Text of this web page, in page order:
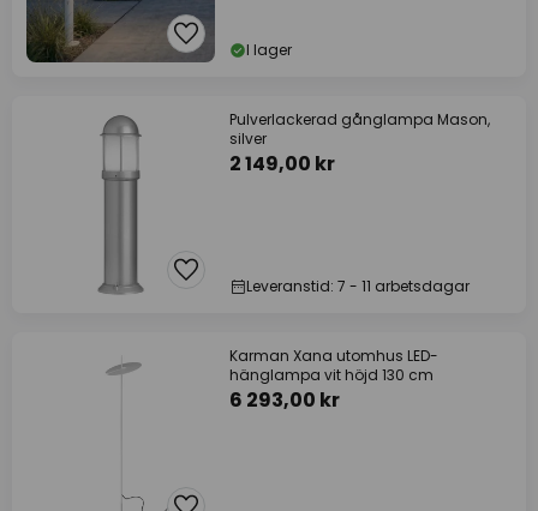
I lager
Pulverlackerad gånglampa Mason,
silver
2 149,00 kr
Leveranstid: 7 - 11 arbetsdagar
Karman Xana utomhus LED-
hänglampa vit höjd 130 cm
6 293,00 kr